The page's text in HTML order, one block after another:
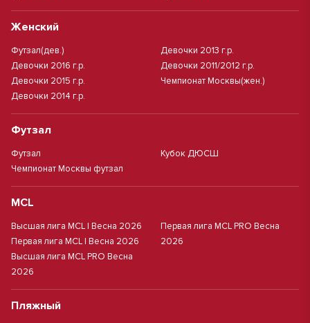
Женский
Футзал(дев.)
Девочки 2016 г.р.
Девочки 2015 г.р.
Девочки 2014 г.р.
Девочки 2013 г.р.
Девочки 2011/2012 г.р.
Чемпионат Москвы(жен.)
Футзал
Футзал
Чемпионат Москвы футзал
Кубок ДЮСШ
MCL
Высшая лига MCL | Весна 2026
Первая лига MCL | Весна 2026
Высшая лига MCL PRO Весна
2026
Первая лига MCL PRO Весна
2026
Пляжный